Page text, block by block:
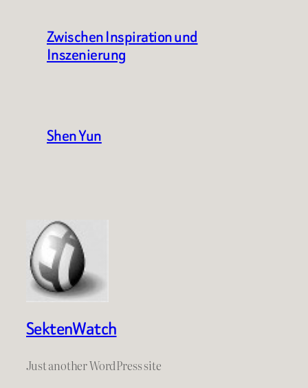
Zwischen Inspiration und
Inszenierung
Shen Yun
SektenWatch
Just another WordPress site